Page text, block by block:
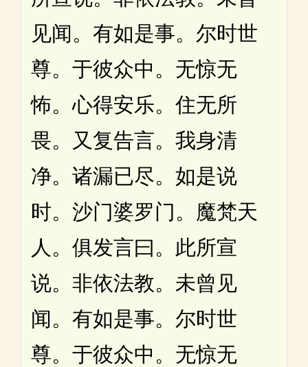
见闻。有如是事。尔时世
尊。于彼众中。无惊无
怖。心得安乐。住无所
畏。又复告言。我身清
净。诸漏已尽。如是说
时。沙门婆罗门。魔梵天
人。俱发言曰。此所宣
说。非依法教。未曾见
闻。有如是事。尔时世
尊。于彼众中。无惊无